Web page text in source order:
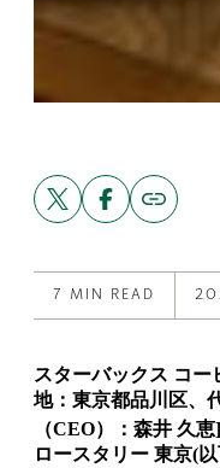
Share
this
post
X
Share
this
post
Facebook
Copy
link
to
7 MIN READ
スターバックス コ
地：東京都品川区、
（CEO）：森井 久
ロースタリー 東京(